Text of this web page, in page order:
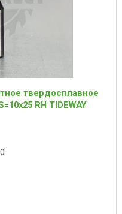
твердосплавное
RH TIDEWAY